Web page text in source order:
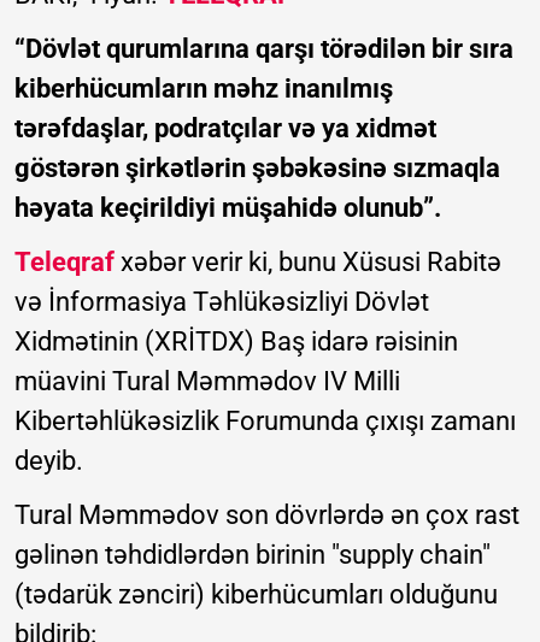
“Dövlət qurumlarına qarşı törədilən bir sıra
kiberhücumların məhz inanılmış
tərəfdaşlar, podratçılar və ya xidmət
göstərən şirkətlərin şəbəkəsinə sızmaqla
həyata keçirildiyi müşahidə olunub”.
Teleqraf xəbər verir ki, bunu Xüsusi Rabitə
və İnformasiya Təhlükəsizliyi Dövlət
Xidmətinin (XRİTDX) Baş idarə rəisinin
müavini Tural Məmmədov IV Milli
Kibertəhlükəsizlik Forumunda çıxışı zamanı
deyib.
Tural Məmmədov son dövrlərdə ən çox rast
gəlinən təhdidlərdən birinin "supply chain"
(tədarük zənciri) kiberhücumları olduğunu
bildirib: